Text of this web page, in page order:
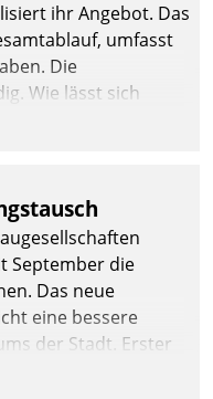
ihr Angebot. Das
umfasst
Die
Wie lässt sich
zugleich Freiraum
September die
Das neue
eine bessere
der Stadt. Erster
API-Hub mit